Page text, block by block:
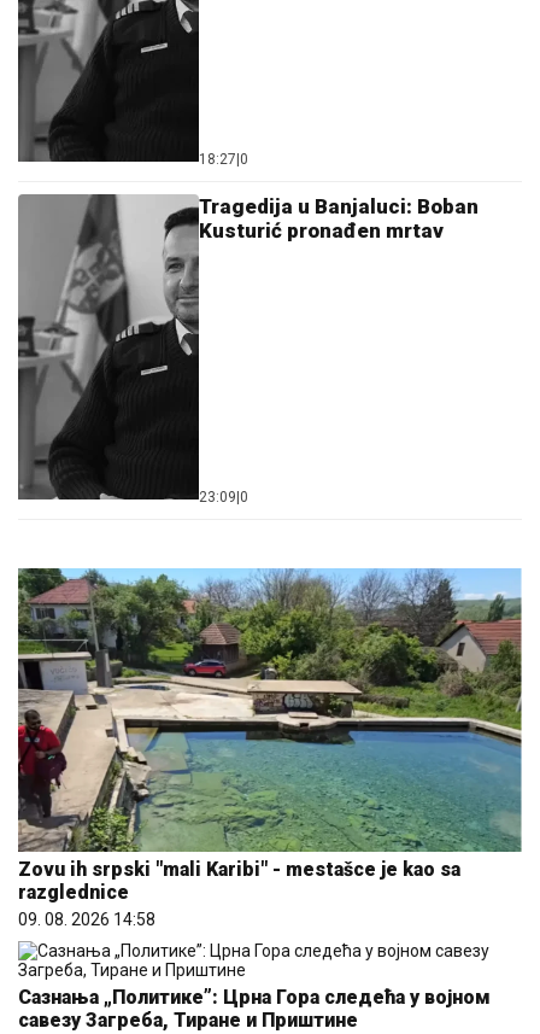
18:27 0
Tragedija u Banjaluci: Boban
Kusturić pronađen mrtav
23:09 0
Zovu ih srpski "mali Karibi" - mestašce je kao sa
razglednice
09. 08. 2026 14:58
Сазнања „Политике”: Црна Гора следећа у војном
савезу Загреба, Тиране и Приштине